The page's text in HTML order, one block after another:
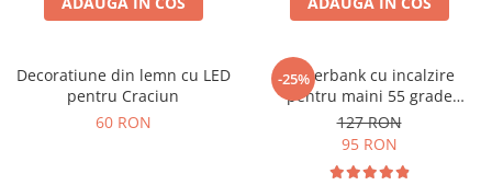
Decoratiune din lemn cu LED
pentru Craciun
60 RON
-25%
Powerbank cu incalzire
pentru maini 55 grade
Bucuria frigurosilor
10000mAh
127 RON
95 RON